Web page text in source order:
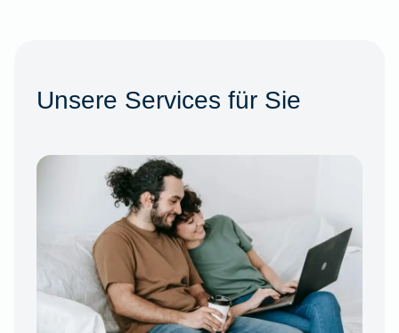
Unsere Services für Sie